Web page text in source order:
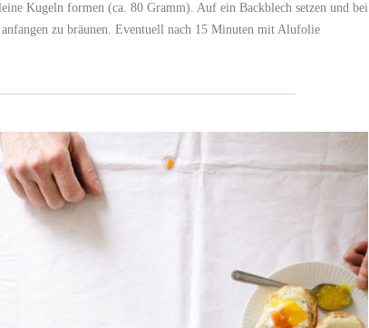
Kugeln formen (ca. 80 Gramm). Auf ein Backblech setzen und bei
zu bräunen. Eventuell nach 15 Minuten mit Alufolie